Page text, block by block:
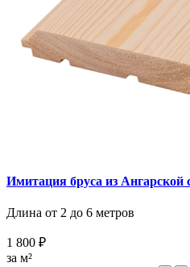
Имитация бруса из Ангарской
Длина от 2 до 6 метров
1 800 ₽
за м²